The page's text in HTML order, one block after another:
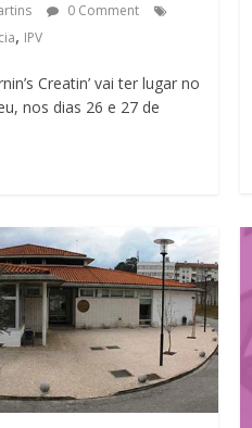
0 Comment
, IPV
Creatin’ vai ter lugar no
nos dias 26 e 27 de